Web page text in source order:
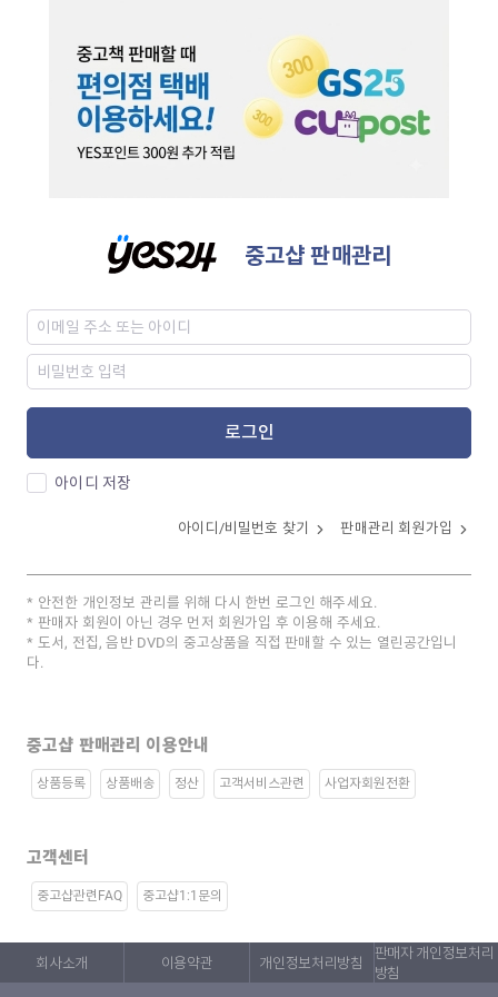
중고샵 판매관리
로그인
아이디 저장
아이디/비밀번호 찾기 판매관리 회원가입
안전한 개인정보 관리를 위해 다시 한번 로그인 해주세요.
판매자 회원이 아닌 경우 먼저 회원가입 후 이용해 주세요.
도서, 전집, 음반 DVD의 중고상품을 직접 판매할 수 있는 열린공간입니
다.
중고샵 판매관리 이용안내
상품등록 상품배송 정산 고객서비스관련 사업자회원전환
고객센터
중고샵관련FAQ 중고샵1:1문의
회사소개 이용약관 개인정보처리방침
판매자 개인정보처리
방침